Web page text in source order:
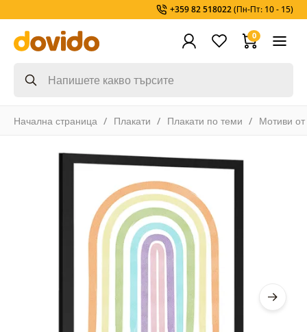
+359 82 518022(Пн-Пт: 10 - 15)
0
Начална страница Плакати Плакати по теми Мотиви